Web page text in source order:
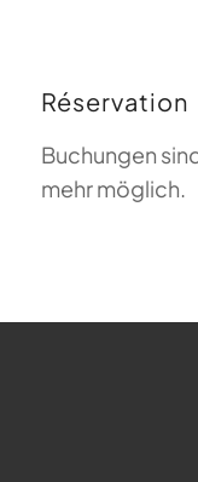
Réservation
Buchungen
mehr möglich.